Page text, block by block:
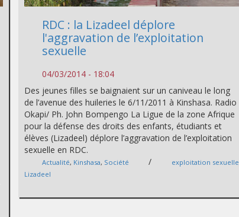
RDC : la Lizadeel déplore
l'aggravation de l’exploitation
sexuelle
04/03/2014 - 18:04
Des jeunes filles se baignaient sur un caniveau le long
de l’avenue des huileries le 6/11/2011 à Kinshasa. Radio
Okapi/ Ph. John Bompengo La Ligue de la zone Afrique
pour la défense des droits des enfants, étudiants et
élèves (Lizadeel) déplore l’aggravation de l’exploitation
sexuelle en RDC.
Actualité, Kinshasa, Société / exploitation sexuelle
Lizadeel